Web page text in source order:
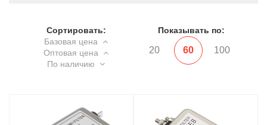
Сортировать:
Базовая цена
Оптовая цена
По наличию
Показывать по:
20 60 100